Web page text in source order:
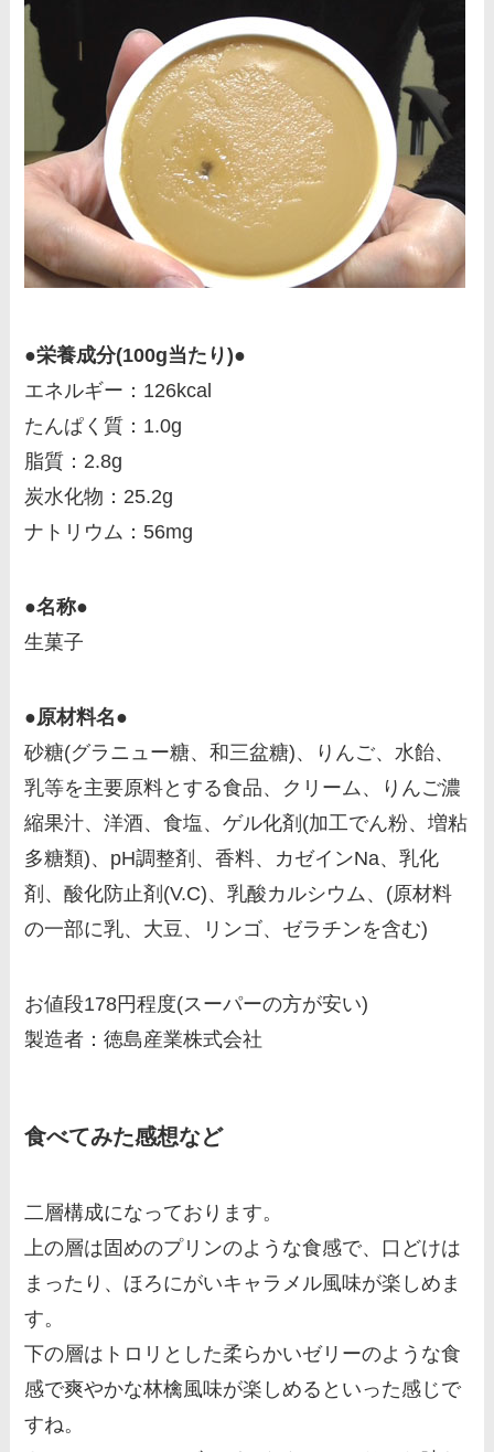
●栄養成分(100g当たり)●
エネルギー：126kcal
たんぱく質：1.0g
脂質：2.8g
炭水化物：25.2g
ナトリウム：56mg
●名称●
生菓子
●原材料名●
砂糖(グラニュー糖、和三盆糖)、りんご、水飴、
乳等を主要原料とする食品、クリーム、りんご濃
縮果汁、洋酒、食塩、ゲル化剤(加工でん粉、増粘
多糖類)、pH調整剤、香料、カゼインNa、乳化
剤、酸化防止剤(V.C)、乳酸カルシウム、(原材料
の一部に乳、大豆、リンゴ、ゼラチンを含む)
お値段178円程度(スーパーの方が安い)
製造者：徳島産業株式会社
食べてみた感想など
二層構成になっております。
上の層は固めのプリンのような食感で、口どけは
まったり、ほろにがいキャラメル風味が楽しめま
す。
下の層はトロリとした柔らかいゼリーのような食
感で爽やかな林檎風味が楽しめるといった感じで
すね。